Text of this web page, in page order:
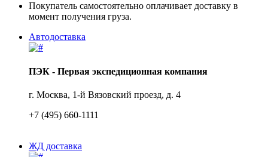
Покупатель самостоятельно оплачивает доставку в
момент получения груза.
Автодоставка
ПЭК - Первая экспедиционная компания
г. Москва, 1-й Вязовский проезд, д. 4
+7 (495) 660-1111
ЖД доставка